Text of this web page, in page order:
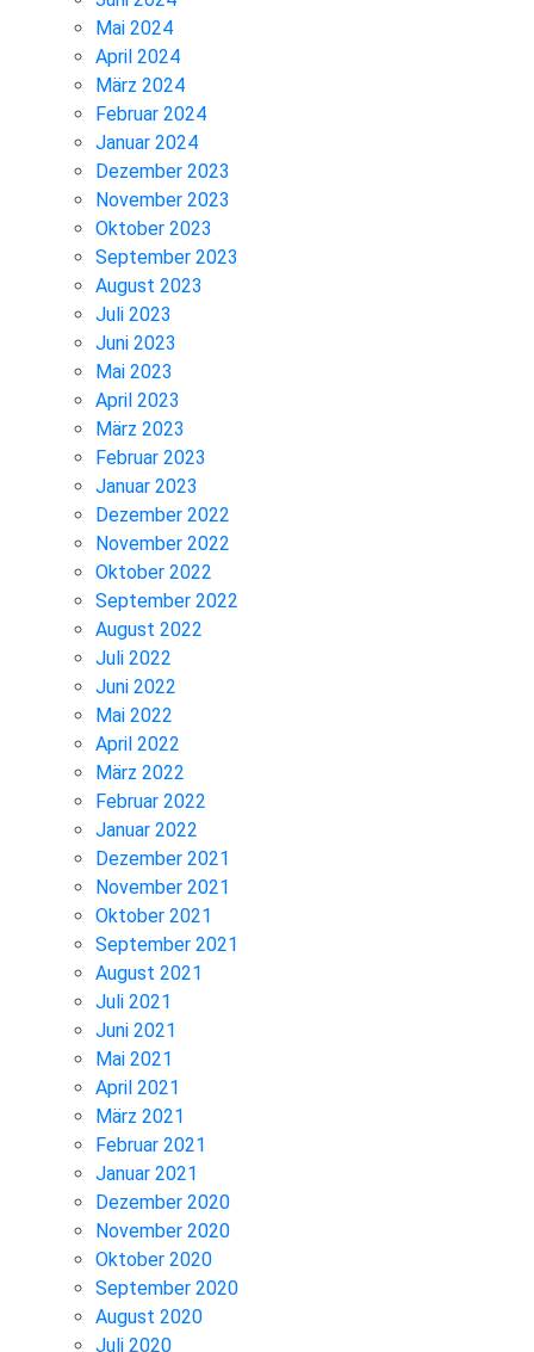
Mai 2024
April 2024
März 2024
Februar 2024
Januar 2024
Dezember 2023
November 2023
Oktober 2023
September 2023
August 2023
Juli 2023
Juni 2023
Mai 2023
April 2023
März 2023
Februar 2023
Januar 2023
Dezember 2022
November 2022
Oktober 2022
September 2022
August 2022
Juli 2022
Juni 2022
Mai 2022
April 2022
März 2022
Februar 2022
Januar 2022
Dezember 2021
November 2021
Oktober 2021
September 2021
August 2021
Juli 2021
Juni 2021
Mai 2021
April 2021
März 2021
Februar 2021
Januar 2021
Dezember 2020
November 2020
Oktober 2020
September 2020
August 2020
Juli 2020